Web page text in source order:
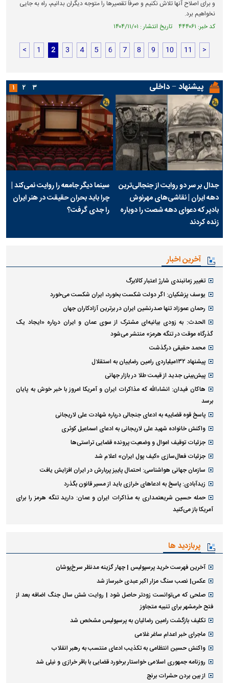
و برای اصلاح آنها تلاش نکنیم و صرفاً تقصیر‌ها را متوجه دیگران بدانیم، راه به جایی
نخواهیم برد.
کد خبر: ۴۴۴۰۶۱ تاریخ انتشار : ۱۴۰۴/۱۱/۰۱
< 1 2 3 4 5 6 7 8 9 10 11 >
پیشنهاد − داخلی
جدال بر سر دو روایت از جنجالی‌ترین
دهه ایران | نقاشی‌های مهرنوش
بادپر که دعوای دهه شصت را دوباره
زنده کردند
سینما دیگر جامعه را روایت نمی‌کند |
چرا باید بحران حقیقت در هنر ایران
را جدی گرفت؟
۱ ۲ ۳
آخرین اخبار
تغییر زمانبندی‌ شارژ اعتبار کالابرگ
یوسف پزشکیان: اگر دولت شکست بخورد، ایران شکست می‌خورد
رحمان عموزاد تنها صدرنشین ایران در برترین آزادکاران جهان
الحدث: به زودی بیانیه‌ای مشترک از سوی عمان و ایران درباره «ایجاد یک
گذرگاه موقت در تنگه هرمز» منتشر می‌شود
محمد حقیقی درگذشت
پیشنهاد ۱۳۲میلیاردی رامین رضاییان به استقلال
پیش‌بینی جدید از قیمت طلا در بازار جهانی
هاکان فیدان: انشاءالله که مذاکرات ایران و آمریکا امروز با خبر خوش به پایان
برسد
پاسخ قوه قضاییه به ادعای جنجالی درباره شهادت علی لاریجانی
واکنش خانواده شهید علی لاریجانی به ادعای اسماعیل کوثری
جزئیات توقیف اموال و وضعیت پرونده قضایی تراستی‌ها
جزئیات فعال‌سازی «کیف پول ایران» اعلام شد
سازمان جهانی هواشناسی: احتمال پاییز پربارش در ایران افزایش یافت
زیدآبادی: پاسخ به ادعا‌های خرازی باید از مسیر قانون بگذرد
حمله حسین شریعتمداری به مذاکرات ایران و عمان: دارید تنگه هرمز را برای
آمریکا باز می‌کنید
پربازدید ها
آخرین فهرست خرید پرسپولیس | چهار گزینه مدنظر سرخ‌پوشان
عکس| نصب سنگ مزار اکبر عبدی خبرساز شد
صلحی که می‌توانست زودتر حاصل شود | روایت شش سال جنگ اضافه بعد از
فتح خرمشهر برای تنبیه متجاوز
تکلیف بازگشت رامین رضائیان به پرسپولیس مشخص شد
ماجرای خبر اعدام ساغر غلامی
واکنش حسین انتظامی به تکذیب ادعای منتسب به رهبر انقلاب
روزنامه جمهوری اسلامی خواستار برخورد قضایی با باقر خرازی و نیلی شد
از بین بردن حشرات برنج